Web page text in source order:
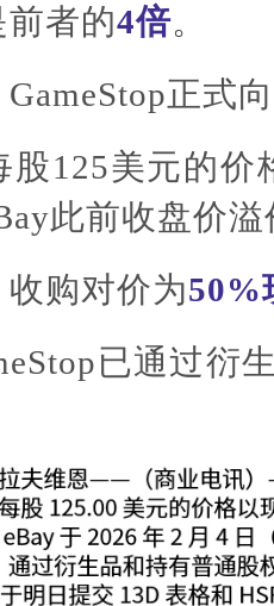
前者的4倍。
GameStop正式
股125美元的价
此前收盘价溢
购对价为50%
已通过衍